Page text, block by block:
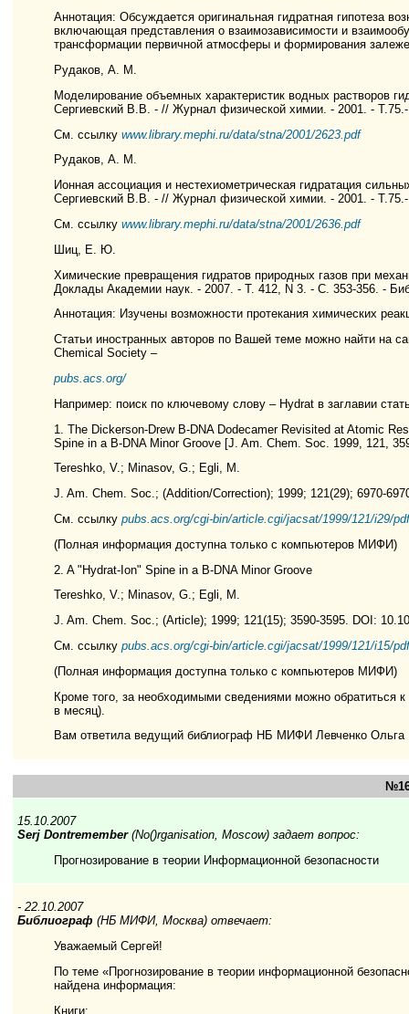
Аннотация: Обсуждается оригинальная гидратная гипотеза
включающая представления о взаимозависимости и
трансформации первичной атмосферы и формирования
Рудаков, А. М.
Моделирование объемных характеристик водных растворов
Сергиевский В.В. - // Журнал физической химии. - 2001. -
См. ссылку www.library.mephi.ru/data/stna/2001/2623.pdf
Рудаков, А. М.
Ионная ассоциация и нестехиометрическая гидратация
Сергиевский В.В. - // Журнал физической химии. - 2001. -
См. ссылку www.library.mephi.ru/data/stna/2001/2636.pdf
Шиц, Е. Ю.
Химические превращения гидратов природных газов при
Доклады Академии наук. - 2007. - Т. 412, N 3. - С. 353-356. -
Аннотация: Изучены возможности протекания химических
Статьи иностранных авторов по Вашей теме можно найти на
Chemical Society –
pubs.acs.org/
Например: поиск по ключевому слову – Hydrat в заглавии
1. The Dickerson-Drew B-DNA Dodecamer Revisited at Atomic
Spine in a B-DNA Minor Groove [J. Am. Chem. Soc. 1999, 121,
Tereshko, V.; Minasov, G.; Egli, M.
J. Am. Chem. Soc.; (Addition/Correction); 1999; 121(29); 6970-
См. ссылку pubs.acs.org/cgi-bin/article.cgi/jacsat/1999/121/i29/
(Полная информация доступна только с компьютеров МИФИ)
2. A "Hydrat-Ion" Spine in a B-DNA Minor Groove
Tereshko, V.; Minasov, G.; Egli, M.
J. Am. Chem. Soc.; (Article); 1999; 121(15); 3590-3595. DOI:
См. ссылку pubs.acs.org/cgi-bin/article.cgi/jacsat/1999/121/i15/
(Полная информация доступна только с компьютеров МИФИ)
Кроме того, за необходимыми сведениями можно
в месяц).
Вам ответила ведущий библиограф НБ МИФИ Левченко Ольга
15.10.2007
Serj Dontremember(No()rganisation, Moscow) задает вопрос:
Прогнозирование в теории Информационной безопасности
- 22.10.2007
Библиограф (НБ МИФИ, Москва) отвечает:
Уважаемый Сергей!
По теме «Прогнозирование в теории информационной
найдена информация:
Книги: